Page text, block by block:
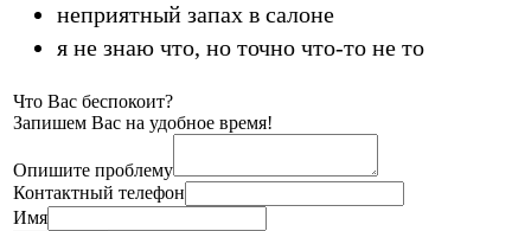
неприятный запах в салоне
я не знаю что, но точно что-то не то
Что Вас беспокоит?
Запишем Вас на удобное время!
Опишите проблему
Контактный телефон
Имя